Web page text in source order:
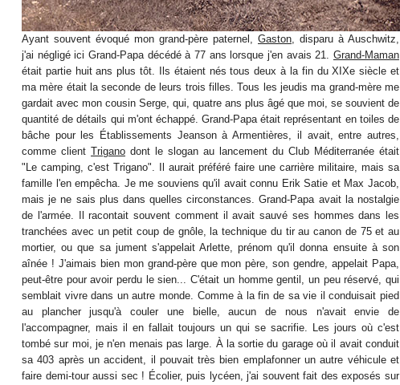
Ayant souvent évoqué mon grand-père paternel, Gaston, disparu à Auschwitz,
j'ai négligé ici Grand-Papa décédé à 77 ans lorsque j'en avais 21. Grand-Maman
était partie huit ans plus tôt. Ils étaient nés tous deux à la fin du XIXe siècle et
ma mère était la seconde de leurs trois filles. Tous les jeudis ma grand-mère me
gardait avec mon cousin Serge, qui, quatre ans plus âgé que moi, se souvient de
quantité de détails qui m'ont échappé. Grand-Papa était représentant en toiles de
bâche pour les Établissements Jeanson à Armentières, il avait, entre autres,
comme client Trigano dont le slogan au lancement du Club Méditerranée était
"Le camping, c'est Trigano". Il aurait préféré faire une carrière militaire, mais sa
famille l'en empêcha. Je me souviens qu'il avait connu Erik Satie et Max Jacob,
mais je ne sais plus dans quelles circonstances. Grand-Papa avait la nostalgie
de l'armée. Il racontait souvent comment il avait sauvé ses hommes dans les
tranchées avec un petit coup de gnôle, la technique du tir au canon de 75 et au
mortier, ou que sa jument s'appelait Arlette, prénom qu'il donna ensuite à son
aînée ! J'aimais bien mon grand-père que mon père, son gendre, appelait Papa,
peut-être pour avoir perdu le sien... C'était un homme gentil, un peu réservé, qui
semblait vivre dans un autre monde. Comme à la fin de sa vie il conduisait pied
au plancher jusqu'à couler une bielle, aucun de nous n'avait envie de
l'accompagner, mais il en fallait toujours un qui se sacrifie. Les jours où c'est
tombé sur moi, je n'en menais pas large. À la sortie du garage où il avait conduit
sa 403 après un accident, il pouvait très bien emplafonner un autre véhicule et
faire demi-tour aussi sec ! Écolier, puis lycéen, j'ai souvent fait des exposés sur